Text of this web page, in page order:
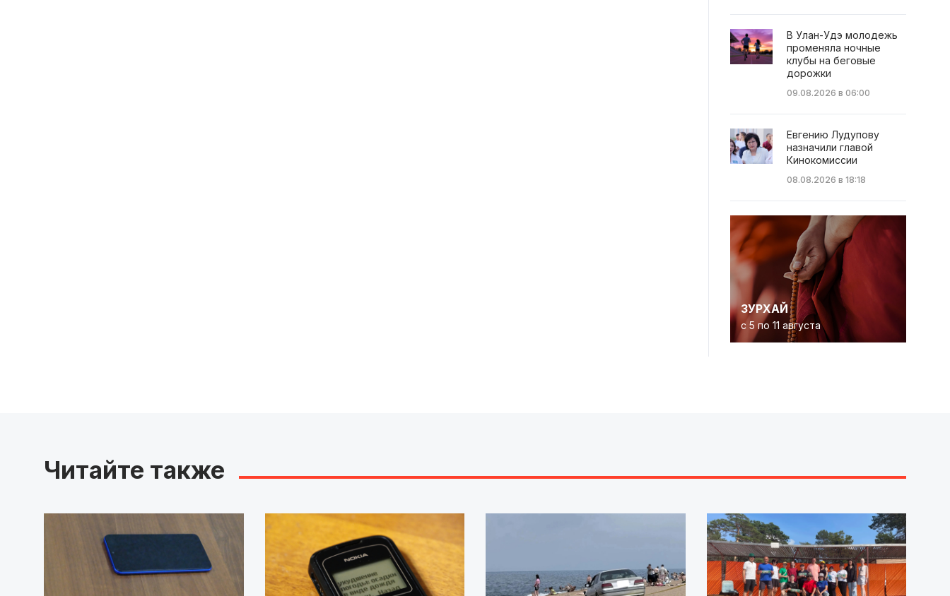
В Улан-Удэ молодежь
променяла ночные
клубы на беговые
дорожки
09.08.2026 в 06:00
Евгению Лудупову
назначили главой
Кинокомиссии
08.08.2026 в 18:18
ЗУРХАЙ
с 5 по 11 августа
Читайте также